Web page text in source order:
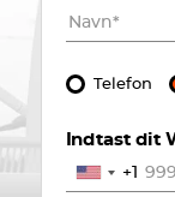
Telefon
Indtast dit
+1